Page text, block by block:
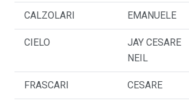
CALZOLARI EMANUELE
CIELO
JAY CESARE
NEIL
FRASCARI CESARE